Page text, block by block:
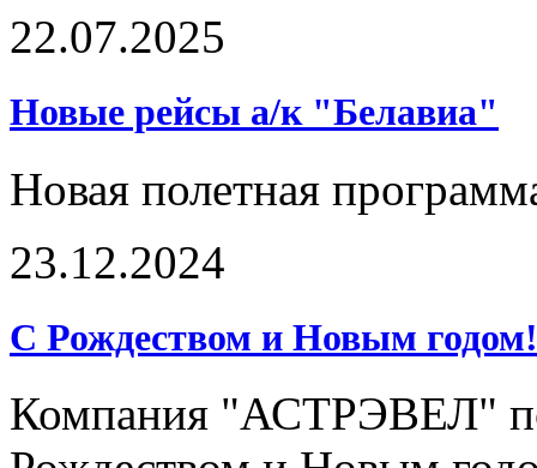
22.07.2025
Новые рейсы а/к "Белавиа"
Новая полетная
23.12.2024
С Рождеством и Новым годом!
Компания "АСТРЭВЕЛ"